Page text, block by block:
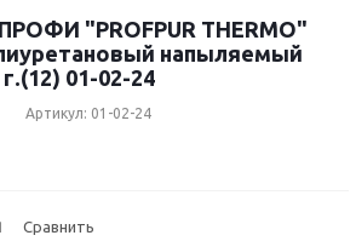
"PROFPUR THERMO"
напыляемый
проф.890 мл., 980 г.(12) 01-02-24
Артикул: 01-02-24
Сравнить